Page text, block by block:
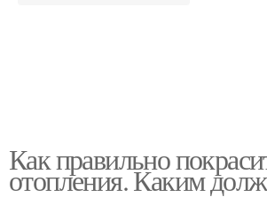
Как правильно
отопления. Каким